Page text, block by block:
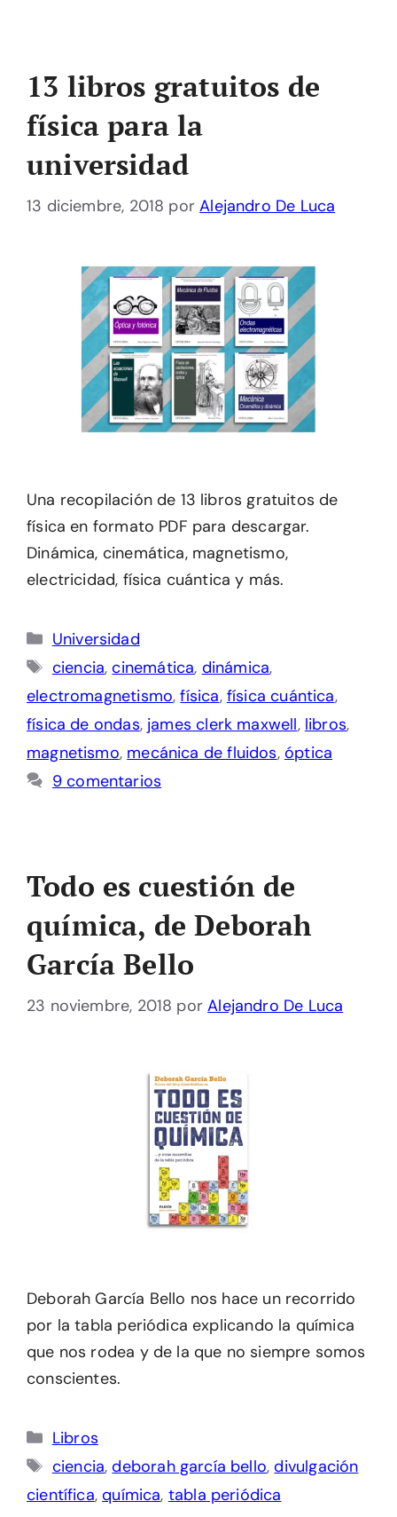
13 libros gratuitos de
física para la
universidad
13 diciembre, 2018 porAlejandro De Luca
Una recopilación de 13 libros gratuitos de
física en formato PDF para descargar.
Dinámica, cinemática, magnetismo,
electricidad, física cuántica y más.
Categorías
Universidad
Etiquetas
ciencia,cinemática, dinámica,
electromagnetismo,física, física cuántica,
física de ondas, james clerk maxwell, libros,
magnetismo, mecánica de fluidos, óptica
9 comentarios
Todo es cuestión de
química, de Deborah
García Bello
23 noviembre, 2018 porAlejandro De Luca
Deborah García Bello nos hace un recorrido
por la tabla periódica explicando la química
que nos rodea y de la que no siempre somos
conscientes.
Categorías
Libros
Etiquetas
ciencia,deborah garcía bello,divulgación
científica,química, tabla periódica